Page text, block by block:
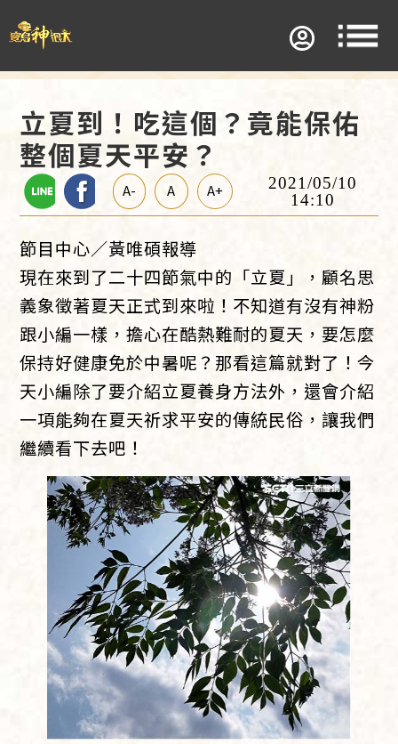
立夏到！吃這個？竟能保佑
整個夏天平安？
A- A A+
2021/05/10
14:10
節目中心／黃唯碩報導
現在來到了二十四節氣中的「立夏」，顧名思
義象徵著夏天正式到來啦！不知道有沒有神粉
跟小編一樣，擔心在酷熱難耐的夏天，要怎麼
保持好健康免於中暑呢？那看這篇就對了！今
天小編除了要介紹立夏養身方法外，還會介紹
一項能夠在夏天祈求平安的傳統民俗，讓我們
繼續看下去吧！